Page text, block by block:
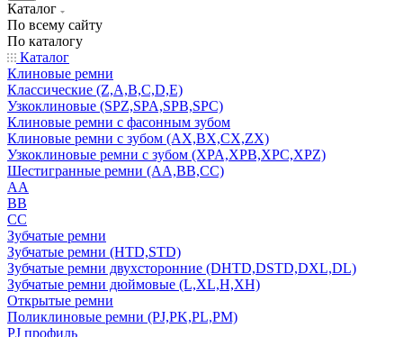
Каталог
По всему сайту
По каталогу
Каталог
Клиновые ремни
Классические (Z,A,B,C,D,E)
Узкоклиновые (SPZ,SPA,SPB,SPC)
Клиновые ремни с фасонным зубом
Клиновые ремни с зубом (AX,BX,CX,ZX)
Узкоклиновые ремни с зубом (XPA,XPB,XPC,XPZ)
Шестигранные ремни (AA,BB,CC)
AA
BB
CC
Зубчатые ремни
Зубчатые ремни (HTD,STD)
Зубчатые ремни двухсторонние (DHTD,DSTD,DXL,DL)
Зубчатые ремни дюймовые (L,XL,H,XH)
Открытые ремни
Поликлиновые ремни (PJ,PK,PL,PM)
PJ профиль